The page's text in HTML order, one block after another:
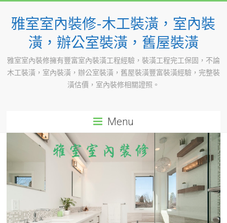
content
雅室室內裝修-木工裝潢，室內裝
潢，辦公室裝潢，舊屋裝潢
雅室室內裝修擁有豐富室內裝潢工程經驗，裝潢工程完工保固，不論
木工裝潢，室內裝潢，辦公室裝潢，舊屋裝潢豐富裝潢經驗，完整裝
潢估價，室內裝修相關證照。
Menu